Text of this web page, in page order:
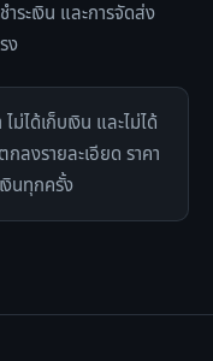
ระเงิน และการจัดส่ง
ง
ได้เก็บเงิน และไม่ได้
ลงรายละเอียด ราคา
งินทุกครั้ง